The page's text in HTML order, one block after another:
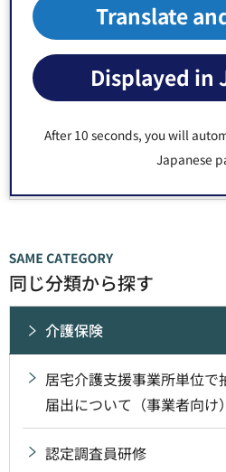
Translate
Displayed in
After 10 seconds, you will
Japanese
福祉部 介護保険課 認定・調
郵便番号135-8383 東京都江
電話番号：03-3647-9496
Fax：03-3647-9466
同じ分類から探す
介護保険
居宅介護支援事業所単位で
届出について（事業者向け）
認定調査員研修